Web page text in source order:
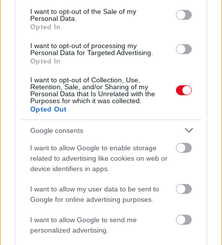
consent section.
I want to opt-out of the Sale of my
Personal Data.
Opted In
I want to opt-out of processing my
Personal Data for Targeted Advertising.
Opted In
I want to opt-out of Collection, Use,
Retention, Sale, and/or Sharing of my
Personal Data that Is Unrelated with the
Purposes for which it was collected.
Opted Out
Google consents
I want to allow Google to enable storage
related to advertising like cookies on web or
device identifiers in apps.
I want to allow my user data to be sent to
Google for online advertising purposes.
I want to allow Google to send me
personalized advertising.
24 óra
Orvos figyelmeztet: ezt az apró reggeli tünetet ne
söpörd a szőnyeg alá